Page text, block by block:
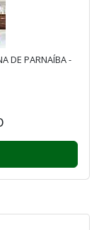
DE PARNAÍBA -